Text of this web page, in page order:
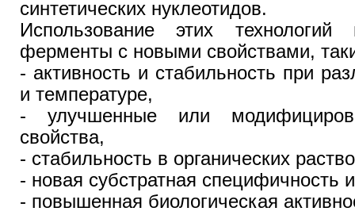
синтетических нуклеотидов.
Использование этих технологий
ферменты с новыми свойствами,
- активность и стабильность при
и температуре,
- улучшенные или
свойства,
- стабильность в органических
- новая субстратная специфичность
- повышенная биологическая